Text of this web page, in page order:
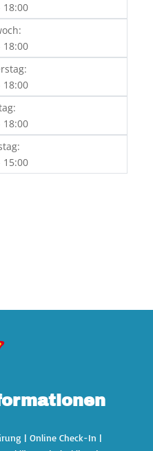
18:00
18:00
18:00
18:00
15:00
| Online Check-In |